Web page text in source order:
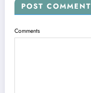
POST COMMENT
Comments